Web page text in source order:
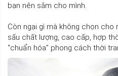
bạn nên sắm cho mình.
Còn ngại gì mà không chọn
sấu chất lượng, cao cấp, hợp
“chuẩn hóa” phong cách thời